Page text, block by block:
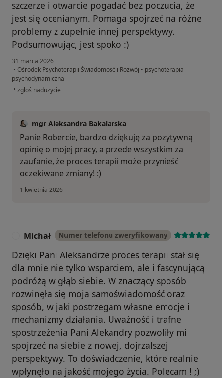
szczerze i otwarcie pogadać bez poczucia, że
jest się ocenianym. Pomaga spojrzeć na różne
problemy z zupełnie innej perspektywy.
Podsumowując, jest spoko :)
31 marca 2026
• Ośrodek Psychoterapii Świadomość i Rozwój • psychoterapia
psychodynamiczna
• w opinii użytkownika Robert
zgłoś nadużycie
mgr Aleksandra Bakalarska
Panie Robercie, bardzo dziękuję za pozytywną
opinię o mojej pracy, a przede wszystkim za
zaufanie, że proces terapii może przynieść
oczekiwane zmiany! :)
1 kwietnia 2026
Michał Numer telefonu zweryfikowany
Dzięki Pani Aleksandrze proces terapii stał się
dla mnie nie tylko wsparciem, ale i fascynującą
podróżą w głąb siebie. W znaczący sposób
rozwinęła się moja samoświadomość oraz
sposób, w jaki postrzegam własne emocje i
mechanizmy działania. Uważność i trafne
spostrzeżenia Pani Alekandry pozwoliły mi
spojrzeć na siebie z nowej, dojrzalszej
perspektywy. To doświadczenie, które realnie
wpłynęło na jakość mojego życia. Polecam ! ;)